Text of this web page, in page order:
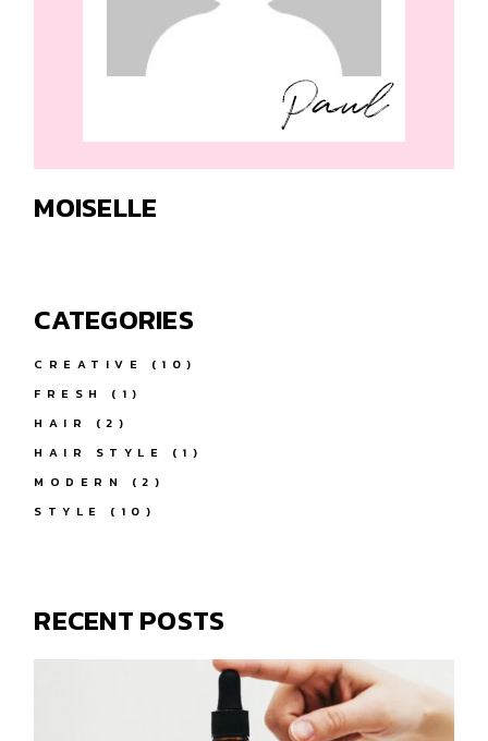
MOISELLE
CATEGORIES
CREATIVE
(10)
FRESH
(1)
HAIR
(2)
HAIR STYLE
(1)
MODERN
(2)
STYLE
(10)
RECENT POSTS